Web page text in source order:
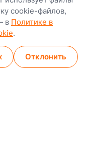
5
cookie-файлов,
в Политике в
.
Отклонить